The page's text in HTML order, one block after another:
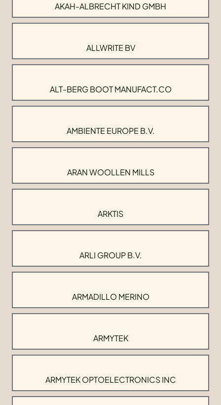
AKAH-ALBRECHT KIND GMBH
ALLWRITE BV
ALT-BERG BOOT MANUFACT.CO
AMBIENTE EUROPE B.V.
ARAN WOOLLEN MILLS
ARKTIS
ARLI GROUP B.V.
ARMADILLO MERINO
ARMYTEK
ARMYTEK OPTOELECTRONICS INC